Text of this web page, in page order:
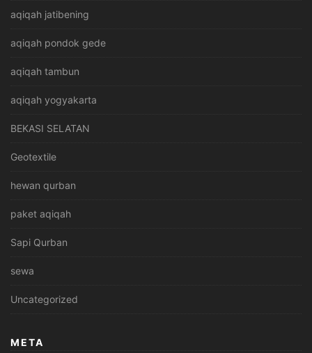
aqiqah jatibening
aqiqah pondok gede
aqiqah tambun
aqiqah yogyakarta
BEKASI SELATAN
Geotextile
hewan qurban
paket aqiqah
Sapi Qurban
sewa
Uncategorized
META